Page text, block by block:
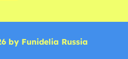
by Funidelia Russia